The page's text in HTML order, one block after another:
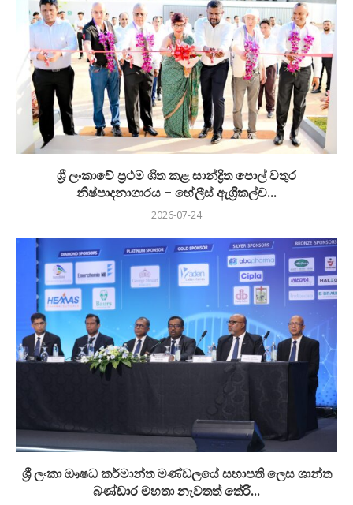
ශ්‍රී ලංකාවේ ප්‍රථම ශීත කළ සාන්ද්‍රිත පොල් වතුර
නිෂ්පාදනාගාරය – හේලීස් ඇග්‍රිකල්ච...
2026-07-24
ශ්‍රී ලංකා ඖෂධ කර්මාන්ත මණ්ඩලයේ සභාපති ලෙස ශාන්ත
බණ්ඩාර මහතා නැවතත් තේරී...